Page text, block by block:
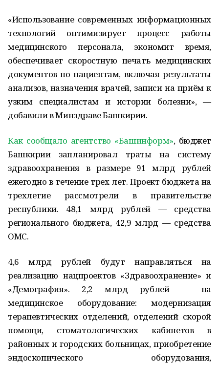
«Использование современных информационных
технологий оптимизирует процесс работы
медицинского персонала, экономит время,
обеспечивает скоростную печать медицинских
документов по пациентам, включая результаты
анализов, назначения врачей, записи на приём к
узким специалистам и истории болезни», —
добавили в Минздраве Башкирии.
Как сообщало агентство «Башинформ», бюджет
Башкирии запланировал траты на систему
здравоохранения в размере 91 млрд рублей
ежегодно в течение трех лет. Проект бюджета на
трехлетие рассмотрели в правительстве
республики. 48,1 млрд рублей — средства
регионального бюджета, 42,9 млрд — средства
ОМС.
4,6 млрд рублей будут направляться на
реализацию нацпроектов «Здравоохранение» и
«Демография». 2,2 млрд рублей — на
медицинское оборудование: модернизация
терапевтических отделений, отделений скорой
помощи, стоматологических кабинетов в
районных и городских больницах, приобретение
эндоскопического оборудования,